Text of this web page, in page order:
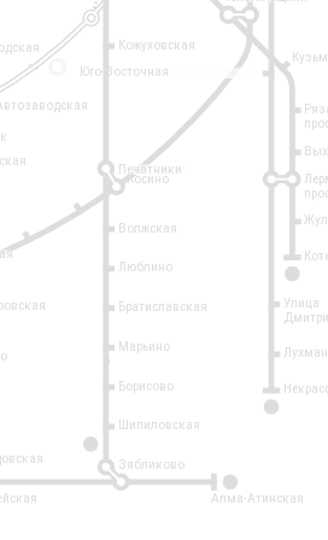
2
14
Кожуховская
Печатники
Волжская
Люблино
Братиславская
Марьино
Борисово
Шипиловская
Зябликово
Алма-Атинская
Улица
Косино
Юго-Восточная